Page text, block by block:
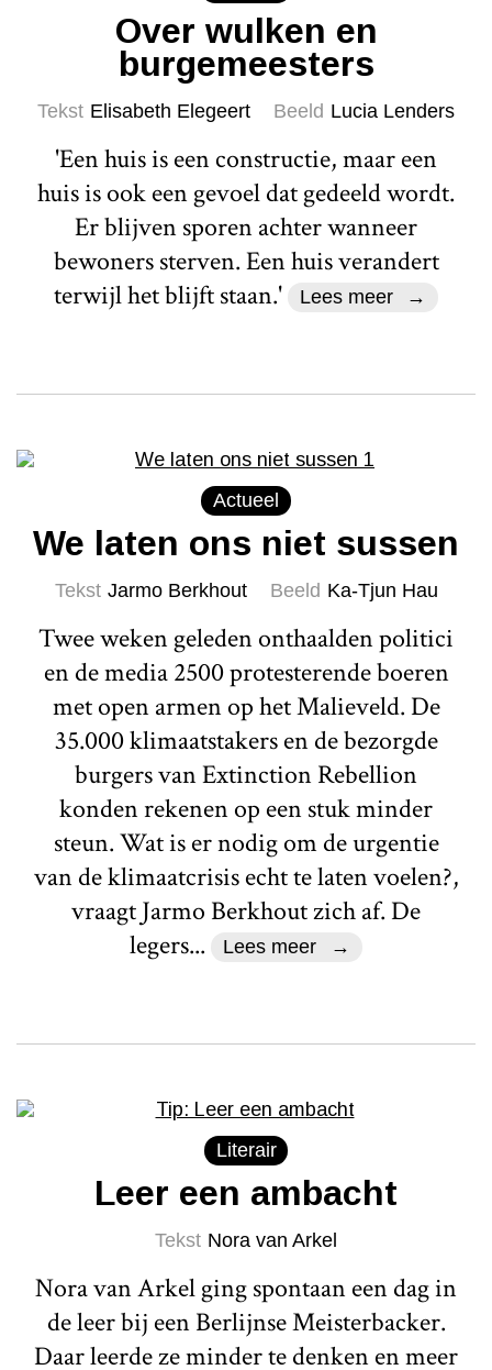
Over wulken en
burgemeesters
Tekst Elisabeth Elegeert Beeld Lucia Lenders
'Een huis is een constructie, maar een
huis is ook een gevoel dat gedeeld wordt.
Er blijven sporen achter wanneer
bewoners sterven. Een huis verandert
terwijl het blijft staan.'
Lees meer
Actueel
We laten ons niet sussen
Tekst Jarmo Berkhout Beeld Ka-Tjun Hau
Twee weken geleden onthaalden politici
en de media 2500 protesterende boeren
met open armen op het Malieveld. De
35.000 klimaatstakers en de bezorgde
burgers van Extinction Rebellion
konden rekenen op een stuk minder
steun. Wat is er nodig om de urgentie
van de klimaatcrisis echt te laten voelen?,
vraagt Jarmo Berkhout zich af. De
legers...
Lees meer
Literair
Leer een ambacht
Tekst Nora van Arkel
Nora van Arkel ging spontaan een dag in
de leer bij een Berlijnse Meisterbacker.
Daar leerde ze minder te denken en meer